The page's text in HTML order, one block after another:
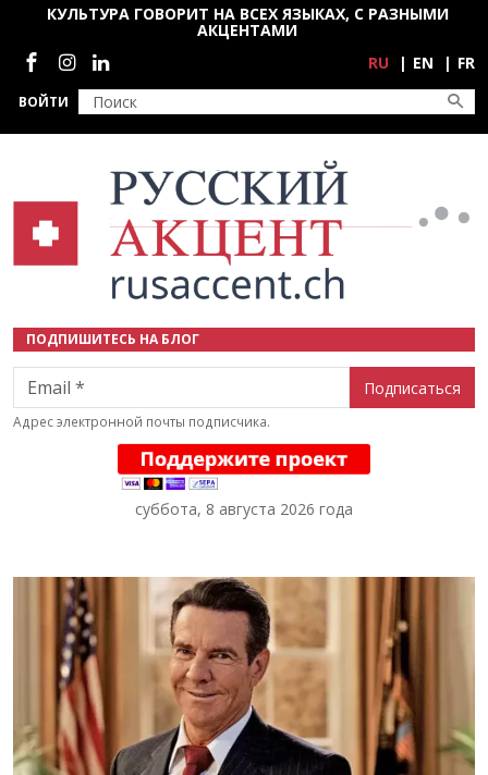
Перейти к основному содержанию
ВОЙТИ
КУЛЬТУРА ГОВОРИТ НА ВСЕХ ЯЗЫКАХ, С РАЗНЫМИ
АКЦЕНТАМИ
Социальные сети
RU EN FR
ПОДПИШИТЕСЬ НА БЛОГ
Email
Адрес электронной почты подписчика.
суббота, 8 августа 2026 года